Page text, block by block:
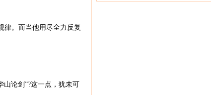
。而当他用尽全力反复
论剑”?这一点，犹未可